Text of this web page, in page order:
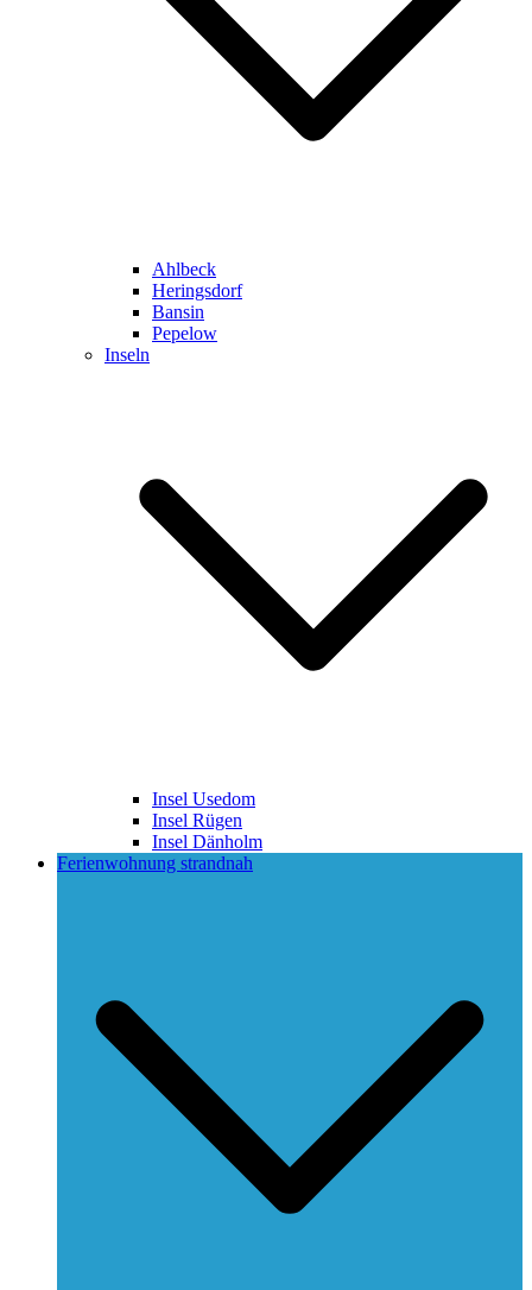
Ahlbeck
Heringsdorf
Bansin
Pepelow
Inseln
Insel Usedom
Insel Rügen
Insel Dänholm
Ferienwohnung strandnah